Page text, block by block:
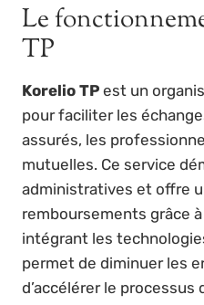
Le
TP
Korelio TP est un
pour faciliter les
assurés, les
mutuelles. Ce service
administratives et offre
remboursements grâce à
intégrant les
permet de diminuer les
d’accélérer le